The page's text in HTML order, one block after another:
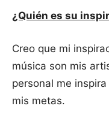
¿Quién es su
Creo que mi
música son mis
personal me
mis metas.